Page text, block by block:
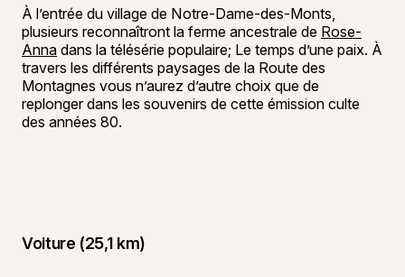
À l’entrée du village de Notre-Dame-des-Monts,
plusieurs reconnaîtront la ferme ancestrale de Rose-
Anna dans la télésérie populaire; Le temps d’une paix. À
travers les différents paysages de la Route des
Montagnes vous n’aurez d’autre choix que de
replonger dans les souvenirs de cette émission culte
des années 80.
Voiture (25,1 km)